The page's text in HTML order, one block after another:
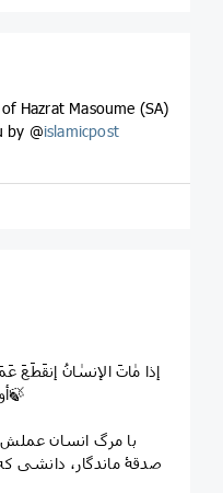
Hazrat Masoume (SA)
by @islamicpost
أو عِلمٍ یُنتَفَعُ بِهِ أو وَلَدٍ صٰالِحٍ یَدعوُ لَهُ🍃
صدقۀ ماندگار، دانشی